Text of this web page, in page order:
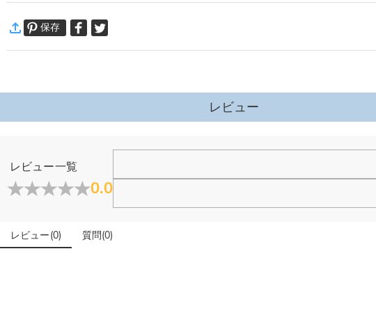
【持ち運びが簡単】コンパクトなサイズと軽量設計により、持ち運びが簡単で、コース上での使
【耐久性】ゴルフ多機能バッグは高品質の本革素材で作られており、頑丈で耐久性があり、通常
【幅広い用途】: ゴルフトレーニング、競技、日常生活に適しています。小さなゴルフボールポ
【完璧なギフト】ゴルフ愛好家や初心者への完璧なギフト。
万一、ご注文商品にご満足いただけない場合は、商品が到着後60日以内に返品＆交
詳細はこちら
保存
レビュー
レビュー一覧
0.0
レビュー(0) 質問(0)
ホーム＆雑貨
大量注文の制作は承っておりますか？
はい、対応可能です。ご希望の数量、デザイン、文字内容、ご予算などをご
商品のベスト効果のために、お写真を選ぶ際に可能な限り最高品質（画素数の